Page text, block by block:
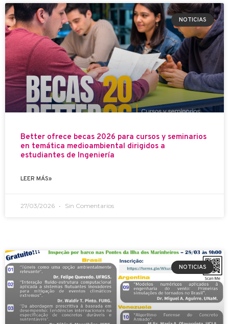
NOTICIAS
Better ofrece becas 2026 para cursos y seminarios
en temática medioambiental dirigidos a
estudiantes de Ingeniería
LEER MÁS»
27/03/2026 Sin Comentarios
NOTICIAS